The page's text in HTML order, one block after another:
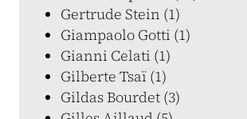
Gertrude Stein (1)
Giampaolo Gotti (1)
Gianni Celati (1)
Gilberte Tsaï (1)
Gildas Bourdet (3)